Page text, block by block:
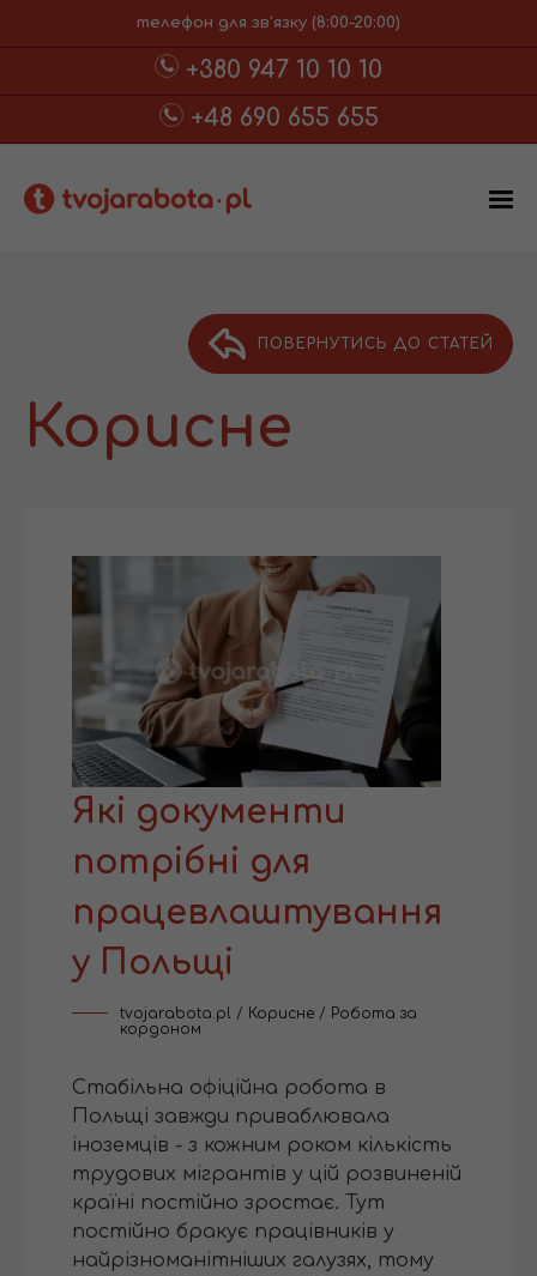
телефон для зв'язку (8:00-20:00)
+380 947 10 10 10
+48 690 655 655
ПОВЕРНУТИСЬ ДО СТАТЕЙ
Корисне
Які документи
потрібні для
працевлаштування
у Польщі
tvojarabota.pl / Корисне / Робота за
кордоном
Стабільна офіційна робота в
Польщі завжди приваблювала
іноземців - з кожним роком кількість
трудових мігрантів у цій розвиненій
країні постійно зростає. Тут
постійно бракує працівників у
найрізноманітніших галузях, тому